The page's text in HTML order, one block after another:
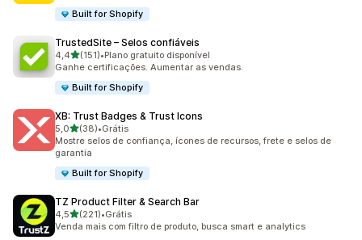
Built for Shopify
TrustedSite – Selos confiáveis
4,4de 5 estrelas
(151)
151 avaliações ao todo
•Plano gratuito disponível
Ganhe certificações. Aumentar as vendas.
Built for Shopify
XB: Trust Badges & Trust Icons
5,0de 5 estrelas
(38)
38 avaliações ao todo
•Grátis
Mostre selos de confiança, ícones de recursos, frete e selos de
garantia
Built for Shopify
TZ Product Filter & Search Bar
4,5de 5 estrelas
(221)
221 avaliações ao todo
•Grátis
Venda mais com filtro de produto, busca smart e analytics